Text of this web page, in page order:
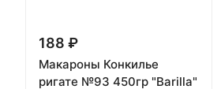
188 ₽
Макароны Конкилье
ригате №93 450гр "Barilla"